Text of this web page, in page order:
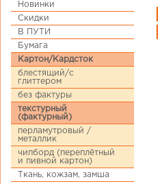
Новинки
Скидки
В ПУТИ
Бумага
Картон/Кардсток
блестящий/с
глиттером
без фактуры
текстурный
(фактурный)
перламутровый /
металлик
чипборд (переплётный
и пивной картон)
Ткань, кожзам, замша